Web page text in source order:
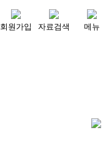
회원가입 자료검색 메뉴